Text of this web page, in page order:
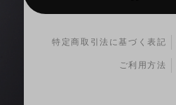
特定商取引法に基づく表記
ご利用方法